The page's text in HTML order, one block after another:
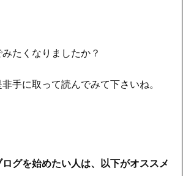
たくなりましたか？
手に取って読んでみて下さいね。
グを始めたい人は、以下がオススメ